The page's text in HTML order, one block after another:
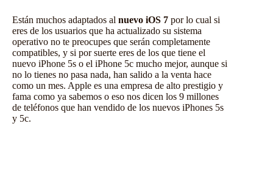
Están muchos adaptados al nuevo iOS 7 por lo cual si
eres de los usuarios que ha actualizado su sistema
operativo no te preocupes que serán completamente
compatibles, y si por suerte eres de los que tiene el
nuevo iPhone 5s o el iPhone 5c mucho mejor, aunque si
no lo tienes no pasa nada, han salido a la venta hace
como un mes. Apple es una empresa de alto prestigio y
fama como ya sabemos o eso nos dicen los 9 millones
de teléfonos que han vendido de los nuevos iPhones 5s
y 5c.